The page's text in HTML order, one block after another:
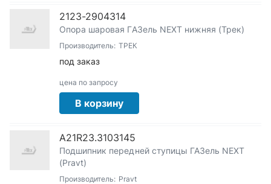
2123-2904314
Опора шаровая ГАЗель NEXT нижняя (Трек)
Производитель: ТРЕК
под заказ
цена по запросу
В корзину
А21R23.3103145
Подшипник передней ступицы ГАЗель NEXT
(Pravt)
Производитель: Pravt